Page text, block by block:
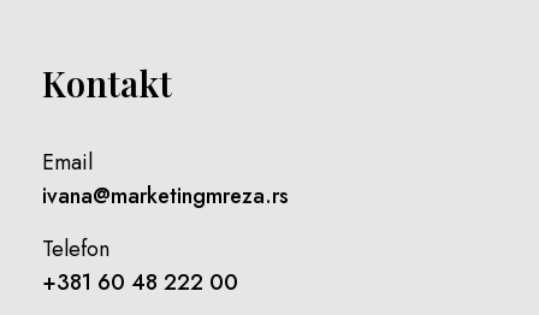
Kontakt
Email
ivana@marketingmreza.rs
Telefon
+381 60 48 222 00